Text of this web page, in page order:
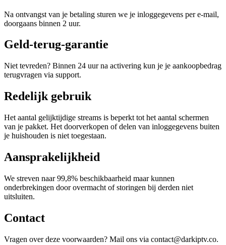
Na ontvangst van je betaling sturen we je inloggegevens per e-mail,
doorgaans binnen 2 uur.
Geld-terug-garantie
Niet tevreden? Binnen 24 uur na activering kun je je aankoopbedrag
terugvragen via support.
Redelijk gebruik
Het aantal gelijktijdige streams is beperkt tot het aantal schermen
van je pakket. Het doorverkopen of delen van inloggegevens buiten
je huishouden is niet toegestaan.
Aansprakelijkheid
We streven naar 99,8% beschikbaarheid maar kunnen
onderbrekingen door overmacht of storingen bij derden niet
uitsluiten.
Contact
Vragen over deze voorwaarden? Mail ons via contact@darkiptv.co.